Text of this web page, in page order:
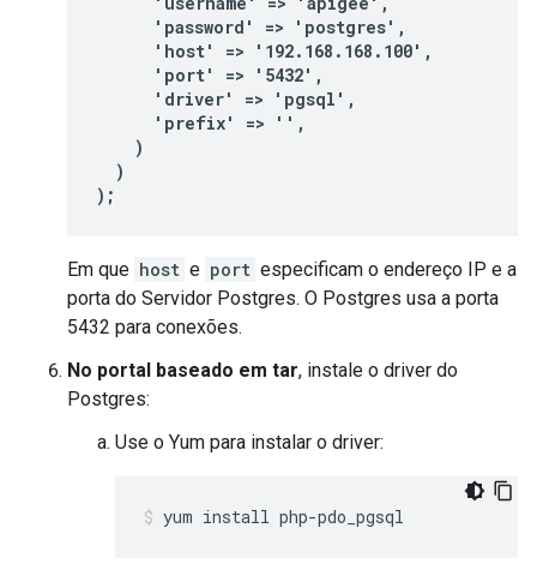
      'password' => 'postgres',
      'host' => '192.168.168.100',
      'port' => '5432',
      'driver' => 'pgsql',
      'prefix' => '',
    )
  )
);
Em que host e port especificam o endereço IP e a
porta do Servidor Postgres. O Postgres usa a porta
5432 para conexões.
No portal baseado em tar, instale o driver do
Postgres:
Use o Yum para instalar o driver:
yum install php-pdo_pgsql